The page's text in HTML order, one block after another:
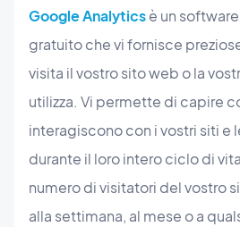
Google Analyticsè un
gratuito che vi fornisce
visita il vostro sito web o la
utilizza. Vi permette di capire
interagiscono con i vostri siti e
durante il loro intero ciclo di
numero di visitatori del vostro
alla settimana, al mese o a